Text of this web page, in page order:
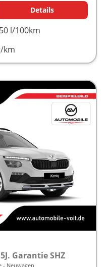
Details
l/100km
km
Garantie SHZ
Neuwagen